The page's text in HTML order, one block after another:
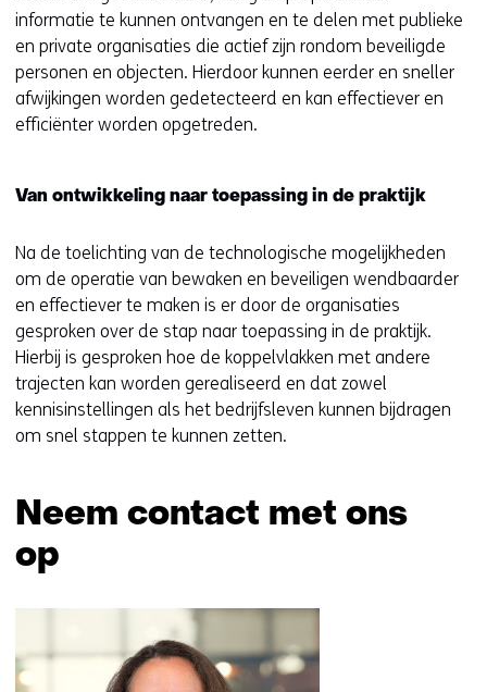
informatie te kunnen ontvangen en te delen met publieke
en private organisaties die actief zijn rondom beveiligde
personen en objecten. Hierdoor kunnen eerder en sneller
afwijkingen worden gedetecteerd en kan effectiever en
efficiënter worden opgetreden.
Van ontwikkeling naar toepassing in de praktijk
Na de toelichting van de technologische mogelijkheden
om de operatie van bewaken en beveiligen wendbaarder
en effectiever te maken is er door de organisaties
gesproken over de stap naar toepassing in de praktijk.
Hierbij is gesproken hoe de koppelvlakken met andere
trajecten kan worden gerealiseerd en dat zowel
kennisinstellingen als het bedrijfsleven kunnen bijdragen
om snel stappen te kunnen zetten.
Neem contact met ons
op
navigatie
over
(Neem